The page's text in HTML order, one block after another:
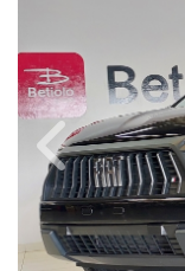
Previous